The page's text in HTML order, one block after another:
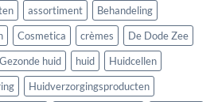
assortiment
Behandeling
Cosmetica crèmes
De Dode Zee
Gezonde huid huid
Huidcellen
Huidverzorgingsproducten